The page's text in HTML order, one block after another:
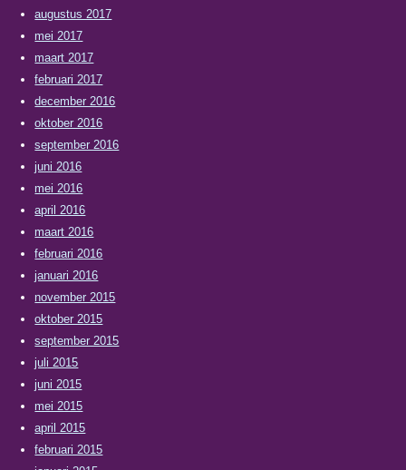
augustus 2017
mei 2017
maart 2017
februari 2017
december 2016
oktober 2016
september 2016
juni 2016
mei 2016
april 2016
maart 2016
februari 2016
januari 2016
november 2015
oktober 2015
september 2015
juli 2015
juni 2015
mei 2015
april 2015
februari 2015